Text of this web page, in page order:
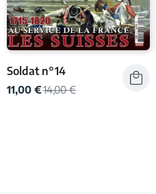
Soldat n°14
11,00 €14,00 €